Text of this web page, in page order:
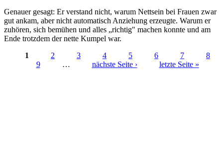
Genauer gesagt: Er verstand nicht, warum Nettsein bei Frauen zwar
gut ankam, aber nicht automatisch Anziehung erzeugte. Warum er
zuhören, sich bemühen und alles „richtig" machen konnte und am
Ende trotzdem der nette Kumpel war.
1 2 3 4 5 6 7
8
9
… nächste Seite › letzte Seite »